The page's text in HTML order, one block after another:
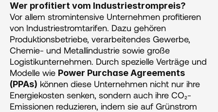
Wer profitiert vom Industriestrompreis?
Vor allem stromintensive Unternehmen profitieren
von Industriestromtarifen. Dazu gehören
Produktionsbetriebe, verarbeitendes Gewerbe,
Chemie- und Metallindustrie sowie große
Logistikunternehmen. Durch spezielle Verträge und
Modelle wie Power Purchase Agreements
(PPAs) können diese Unternehmen nicht nur ihre
Energiekosten senken, sondern auch ihre CO₂-
Emissionen reduzieren, indem sie auf Grünstrom